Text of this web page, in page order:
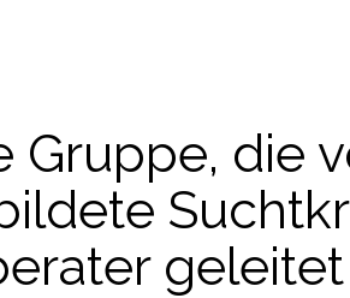
Gruppe, die